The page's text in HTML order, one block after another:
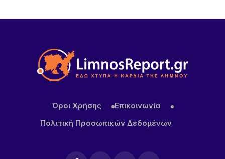
15 ΏΡΕΣ ΠΡΙΝ
Πρωτοφανές περιστατικό στον Μούδρο: Τρεις
διαρρήξεις καταστημάτων μέσα σε μία νύχτα
Όροι Χρήσης
Επικοινωνία
Πολιτική Προσωπικών Δεδομένων